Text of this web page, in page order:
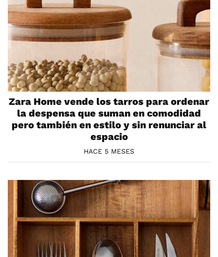
Zara Home vende los tarros para ordenar
la despensa que suman en comodidad
pero también en estilo y sin renunciar al
espacio
HACE 5 MESES